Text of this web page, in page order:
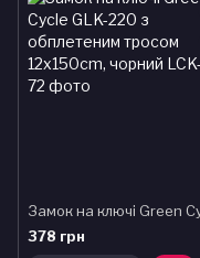
378 грн